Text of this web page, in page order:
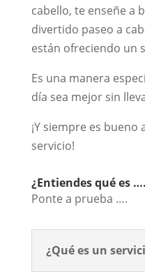
cabello, te enseñe a
divertido paseo a
están ofreciendo un
Es una manera
día sea mejor sin
¡Y siempre es
servicio!
¿Entiendes qué es ….
Ponte a prueba ….
¿Qué es un